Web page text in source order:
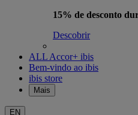
15% de desconto
Descobrir
ALL Accor+ ibis
Bem-vindo ao ibis
ibis store
Mais
EN